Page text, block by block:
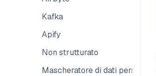
Kafka
Apify
Non strutturato
Mascheratore di dati personali